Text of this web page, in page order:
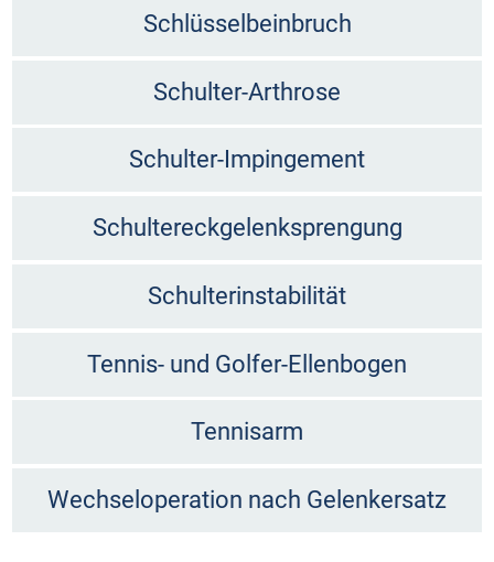
Schlüsselbeinbruch
Schulter-Arthrose
Schulter-Impingement
Schultereckgelenksprengung
Schulterinstabilität
Tennis- und Golfer-Ellenbogen
Tennisarm
Wechseloperation nach Gelenkersatz